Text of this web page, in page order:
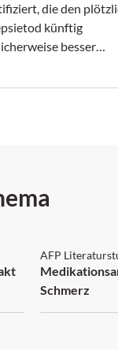
die den
künftig
besser
AFP
Schmerz